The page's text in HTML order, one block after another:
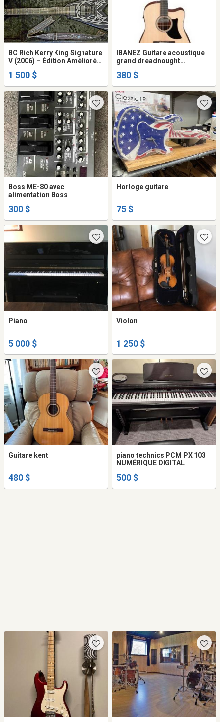
BC Rich Kerry King Signature
V (2006) – Édition Améliorée
1 500 $
IBANEZ Guitare acoustique
grand dreadnought
380 $
Boss ME-80 avec
alimentation Boss
300 $
Horloge guitare
75 $
Piano
5 000 $
Violon
1 250 $
Guitare kent
480 $
piano technics PCM PX 103
NUMÉRIQUE DIGITAL
500 $